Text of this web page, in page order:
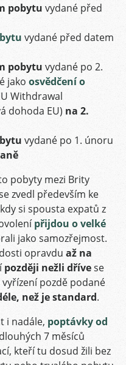
pobytu vydané před
vydané před datem
pobytu vydané po 2.
jako osvědčení o
Withdrawal
dohoda EU) na 2.
vydané po 1. únoru
pobyty mezi Brity
zvedl především ke
si spousta expatů z
přijdou o velké
jako samozřejmost.
opravdu až na
později nežli dřívese
pozdě podané
než je standard.
i nadále, poptávky od
7 měsíců
kteří tu dosud žili bez